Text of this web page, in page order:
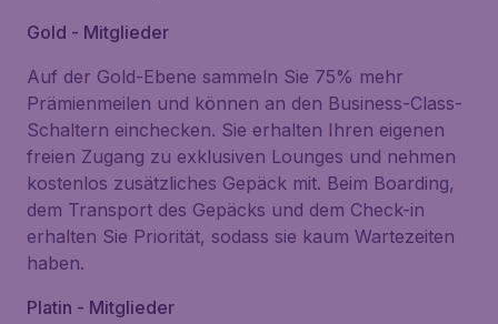
Gold - Mitglieder
Auf der Gold-Ebene sammeln Sie 75% mehr
Prämienmeilen und können an den Business-Class-
Schaltern einchecken. Sie erhalten Ihren eigenen
freien Zugang zu exklusiven Lounges und nehmen
kostenlos zusätzliches Gepäck mit. Beim Boarding,
dem Transport des Gepäcks und dem Check-in
erhalten Sie Priorität, sodass sie kaum Wartezeiten
haben.
Platin - Mitglieder